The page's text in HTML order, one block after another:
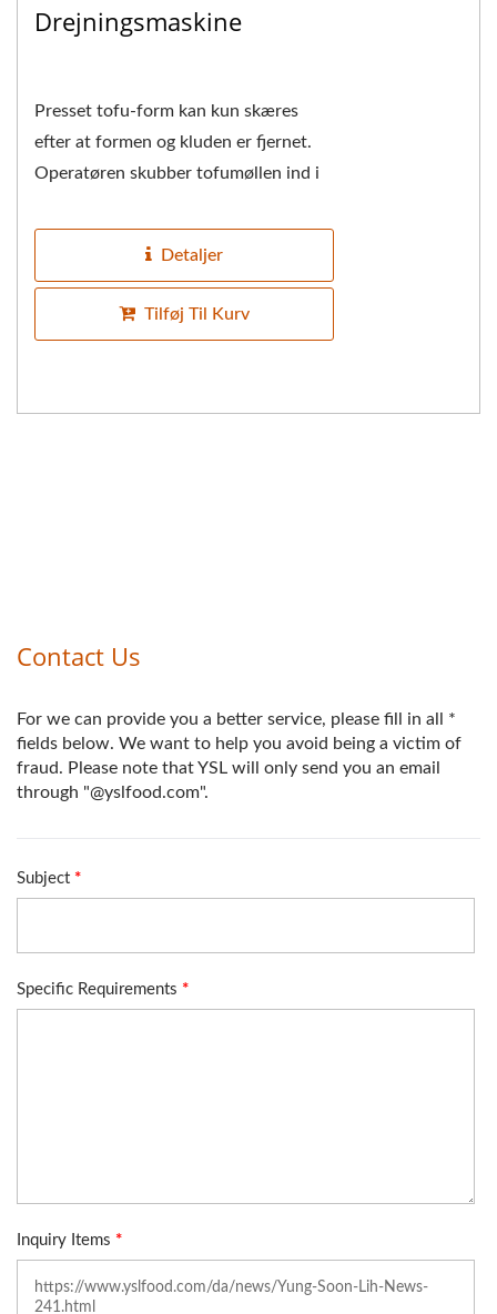
Drejningsmaskine
Presset tofu-form kan kun skæres
efter at formen og kluden er fjernet.
Operatøren skubber tofumøllen ind i
på startknappen,...
Detaljer
Tilføj Til Kurv